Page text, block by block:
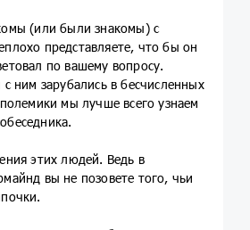
(или были знакомы) с
представляете, что бы он
по вашему вопросу.
ним зарубались в бесчисленных
мы лучше всего узнаем
этих людей. Ведь в
вы не позовете того, чьи